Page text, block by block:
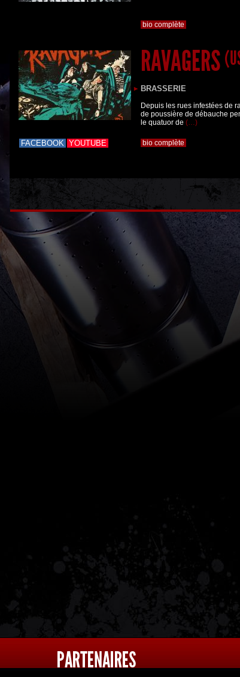
bio complète
RAVAGERS
BRASSERIE
Depuis les rues infestées de
de poussière de débauche
le quatuor de (…)
FACEBOOK YOUTUBE bio complète